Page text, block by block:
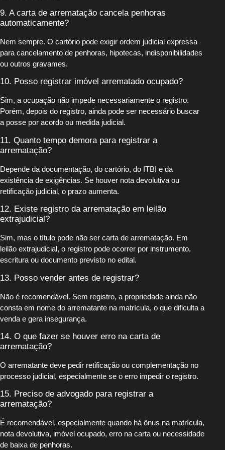
9. A carta de arrematação cancela penhoras
automaticamente?
Nem sempre. O cartório pode exigir ordem judicial expressa
para cancelamento de penhoras, hipotecas, indisponibilidades
ou outros gravames.
10. Posso registrar imóvel arrematado ocupado?
Sim, a ocupação não impede necessariamente o registro.
Porém, depois do registro, ainda pode ser necessário buscar
a posse por acordo ou medida judicial.
11. Quanto tempo demora para registrar a
arrematação?
Depende da documentação, do cartório, do ITBI e da
existência de exigências. Se houver nota devolutiva ou
retificação judicial, o prazo aumenta.
12. Existe registro da arrematação em leilão
extrajudicial?
Sim, mas o título pode não ser carta de arrematação. Em
leilão extrajudicial, o registro pode ocorrer por instrumento,
escritura ou documento previsto no edital.
13. Posso vender antes de registrar?
Não é recomendável. Sem registro, a propriedade ainda não
consta em nome do arrematante na matrícula, o que dificulta a
venda e gera insegurança.
14. O que fazer se houver erro na carta de
arrematação?
O arrematante deve pedir retificação ou complementação no
processo judicial, especialmente se o erro impedir o registro.
15. Preciso de advogado para registrar a
arrematação?
É recomendável, especialmente quando há ônus na matrícula,
nota devolutiva, imóvel ocupado, erro na carta ou necessidade
de baixa de penhoras.